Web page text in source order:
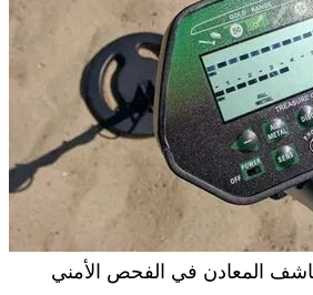
المعادن في الفحص الأمني